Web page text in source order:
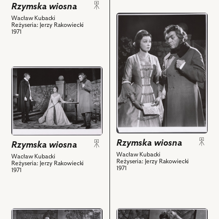
Nina
Andrycz
-
powiązanych
z
nim
obiektów
Rzymska wiosna
Wacław Kubacki
Reżyseria: Jerzy Rakowiecki
1971
przejdź
obiektu
Rzymska
wiosna,
Na
zdjęciu:
Nina
Andrycz
-
Małgorzata
Fuller,
Stanisław
Jasiukiewicz
-
powiązanych
Rzymska wiosna
Wacław Kubacki
Reżyseria: Jerzy Rakowiecki
1971
przejdź
do
obiektu
Rzymska
wiosna,
Na
zdjęciu:
Józef
Duriasz
-
Nina
Rzymska wiosna
Wacław Kubacki
Reżyseria: Jerzy Rakowiecki
1971
przejdź
przejdź